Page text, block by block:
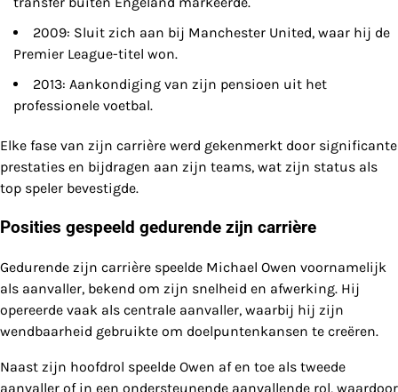
2009: Sluit zich aan bij Manchester United, waar hij de
Premier League-titel won.
2013: Aankondiging van zijn pensioen uit het
professionele voetbal.
Elke fase van zijn carrière werd gekenmerkt door significante
prestaties en bijdragen aan zijn teams, wat zijn status als
top speler bevestigde.
Posities gespeeld gedurende zijn carrière
Gedurende zijn carrière speelde Michael Owen voornamelijk
als aanvaller, bekend om zijn snelheid en afwerking. Hij
opereerde vaak als centrale aanvaller, waarbij hij zijn
wendbaarheid gebruikte om doelpuntenkansen te creëren.
Naast zijn hoofdrol speelde Owen af en toe als tweede
aanvaller of in een ondersteunende aanvallende rol, waardoor